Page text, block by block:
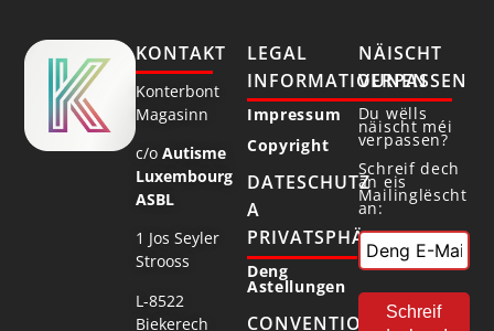
KONTAKT
Konterbont
Magasinn
c/oAutisme
Luxembourg
ASBL
1 Jos Seyler
Strooss
L-8522
Biekerech
LEGAL
INFORMATIOUNEN
Impressum
Copyright
DATESCHUTZ
A
PRIVATSPHÄR
Deng
Astellungen
CONVENTIONNÉ
NÄISCHT
VERPASSEN
Du wëlls
näischt méi
verpassen?
Schreif dech
an eis
Mailinglëscht
an: